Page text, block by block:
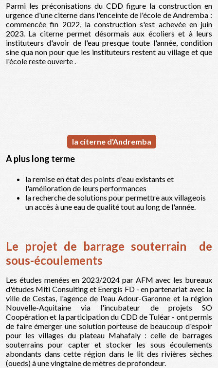
Parmi les préconisations du CDD figure la construction en
urgence d'une citerne dans l'enceinte de l'école de Andremba :
commencée fin 2022, la construction s'est achevée en juin
2023. La citerne permet désormais aux écoliers et à leurs
instituteurs d'avoir de l'eau presque toute l'année, condition
sine qua non pour que les instituteurs restent au village et que
l'école reste ouverte .
la citerne d'Andremba
A plus long terme
la remise en état des points d'eau existants et
l'amélioration de leurs performances
la recherche de solutions pour permettre aux villageois
un accès à une eau de qualité tout au long de l'année.
Le projet de barrage souterrain de
sous-écoulements
Les études menées en 2023/2024 par AFM avec les bureaux
d'études Miti Consulting et Energis FD - en partenariat avec la
ville de Cestas, l'agence de l'eau Adour-Garonne et la région
Nouvelle-Aquitaine via l'incubateur de projets SO
Coopération et la participation du CDD de Tuléar - ont permis
de faire émerger une solution porteuse de beaucoup d'espoir
pour les villages du plateau Mahafaly : celle de barrages
souterrains pour capter et stocker les sous écoulements
abondants dans cette région dans le lit des rivières sèches
(oueds) à une vingtaine de mètres de profondeur.